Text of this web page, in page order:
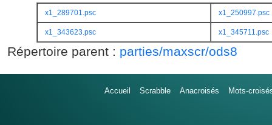
x1_289701.psc x1_250997.psc
x1_343623.psc x1_345711.psc
Répertoire parent : parties/maxscr/ods8
Accueil Scrabble Anacroisés Mots-